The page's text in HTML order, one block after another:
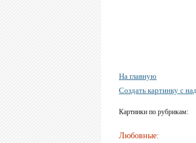
На главную
Создать картинку с
Картинки по рубрикам:
Любовные: